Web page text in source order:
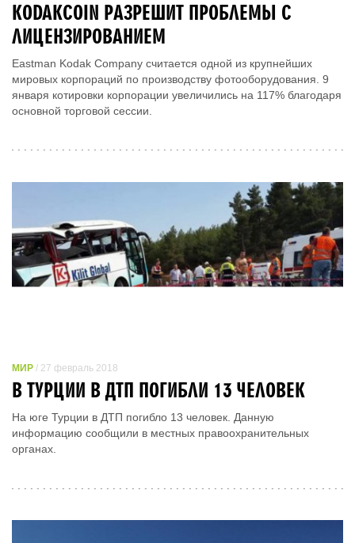
KODAKCOIN РАЗРЕШИТ ПРОБЛЕМЫ С
ЛИЦЕНЗИРОВАНИЕМ
Eastman Kodak Company считается одной из крупнейших
мировых корпораций по производству фотооборудования. 9
января котировки корпорации увеличились на 117% благодаря
основной торговой сессии.
МИР / 27 февраль 2018
В ТУРЦИИ В ДТП ПОГИБЛИ 13 ЧЕЛОВЕК
На юге Турции в ДТП погибло 13 человек. Данную
информацию сообщили в местных правоохранительных
органах.